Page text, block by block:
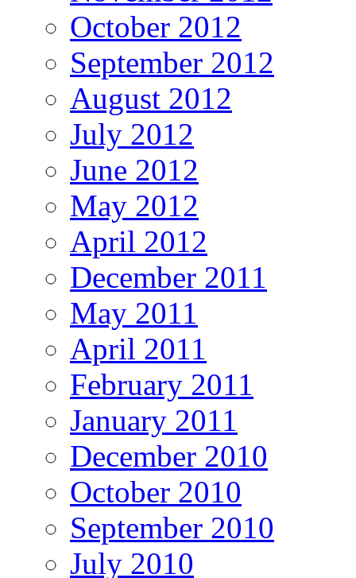
October 2012
September 2012
August 2012
July 2012
June 2012
May 2012
April 2012
December 2011
May 2011
April 2011
February 2011
January 2011
December 2010
October 2010
September 2010
July 2010